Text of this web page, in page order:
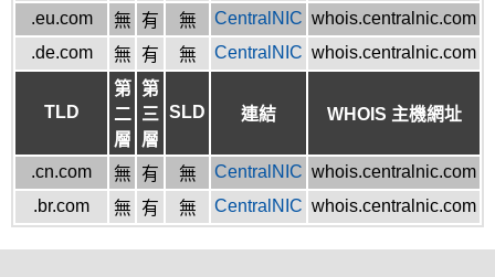
.eu.com
無 有 無 CentralNIC whois.centralnic.com
.de.com
無 有 無 CentralNIC whois.centralnic.com
TLD
第
二
層
第
三
層
SLD 連結 WHOIS 主機網址
.cn.com 無 有 無 CentralNIC whois.centralnic.com
.br.com
無 有 無 CentralNIC whois.centralnic.com